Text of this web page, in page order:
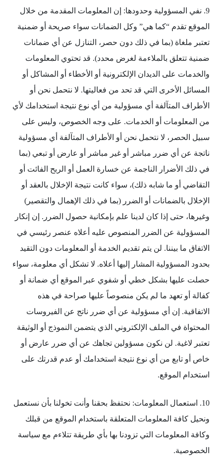
9. نفي المسؤولية وحدودها: إن المعلومات المقدمة من خلال
الموقع تقدم “كما هي” وكل الضمانات سواء صريحة أو ضمنية
تعتبر ملغاة (بما في ذلك دون حصر، التنازل عن أي ضمانات
ضمنية تتعلق بالملاءمة لغرض محدد). قد تحتوي المعلومات
والخدمات على الديدان الإلكترونية أو الأخطاء أو المشاكل أو
المسائل الأخرى التي قد تحد من فعاليتها. لا نتحمل نحن أو
الأطراف المتآلفة أي مسؤولية من أي نوع نتيجة استخدامك لأي
من المعلومات أو الخدمات. على وجه الخصوص، وليس على
سبيل الحصر، لا نتحمل نحن أو الأطراف المتآلفة أي مسؤولية
ناتجة عن أي ضرر مباشر أو غير مباشر أو عارض أو تبعي (بما
في ذلك الأضرار الناجمة عن خسارة العمل أو الربح الفائت أو
التقاضي أو ما شابه ذلك)، سواء كانت نتيجة الإخلال بالعقد أو
الإخلال بالضمانات أو الضرر (بما في ذلك الإهمال والتقصير)
وغيرها، حتى إذا كان لدينا علم بإمكانية حصول الضرر. إن إنكار
المسؤولية عن الضرر المنصوص عليه أعلاه عنصر رئيسي في
الاتفاق ما بيننا. لن يتم تقديم الخدمة أو المعلومات دون التقيد
بحدود المسؤولية المشار إليها أعلاه. لا تشكل أي معلومة، سواء
حصلت عليها بشكل خطي أو شفوي عبر الموقع أي ضمانة أو
كفالة أو تعهد ما لم يكن منصوصاً عليها صراحة في هذه
الاتفاقية. إن أي مسؤولية عن أي ضرر ناتج عن الفيروسات
المحتواة في الملف الإلكتروني الذي يتضمن النموذج أو الوثيقة
تعتبر لاغية. لن نكون مسؤولين تجاهك عن أي ضرر عارض أو
خاص أو تابع من أي نوع نتيجة استخدامك أو عدم قدرتك على
استخدام الموقع.
10. استعمال المعلومات: نحتفظ بحقنا وأنت تخولنا بأن نستعمل
ونحيل كافة المعلومات المتعلقة باستخدام الموقع من قبلك
وكافة المعلومات التي تزودنا بها بأي طريقة تتلاءم مع سياسة
الخصوصية.